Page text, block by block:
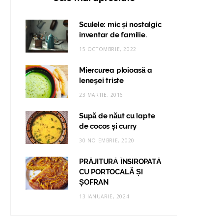
Sculele: mic și nostalgic
inventar de familie.
15 OCTOMBRIE, 2022
Miercurea ploioasă a
leneşei triste
23 MARTIE, 2016
Supă de năut cu lapte
de cocos și curry
30 NOIEMBRIE, 2020
PRĂJITURĂ ÎNSIROPATĂ
CU PORTOCALĂ ȘI
ȘOFRAN
13 IANUARIE, 2024